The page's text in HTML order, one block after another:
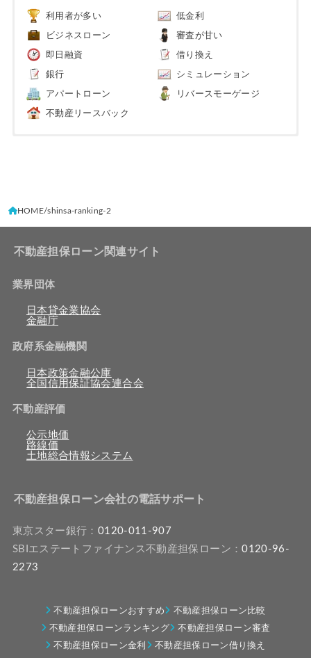
利用者が多い 低金利
ビジネスローン 審査が甘い
即日融資 借り換え
銀行 シミュレーション
アパートローン リバースモーゲージ
不動産リースバック
HOME shinsa-ranking-2
不動産担保ローン関連サイト
業界団体
日本貸金業協会
金融庁
政府系金融機関
日本政策金融公庫
全国信用保証協会連合会
不動産評価
公示地価
路線価
土地総合情報システム
不動産担保ローン会社の電話サポート
東京スター銀行： 0120-011-907
SBIエステートファイナンス不動産担保ローン：0120-96-
2273
不動産担保ローンおすすめ
不動産担保ローン比較
不動産担保ローンランキング
不動産担保ローン審査
不動産担保ローン金利
不動産担保ローン借り換え